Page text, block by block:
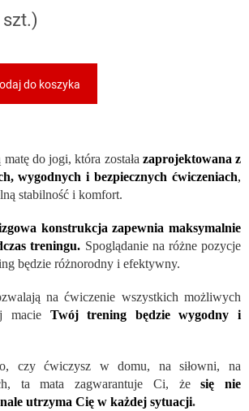
szt.)
do koszyka
do jogi, która została zaprojektowana z
wygodnych i bezpiecznych ćwiczeniach,
stabilność i komfort.
konstrukcja zapewnia maksymalnie
treningu. Spoglądanie na różne pozycje
będzie różnorodny i efektywny.
na ćwiczenie wszystkich możliwych
macieTwój trening będzie wygodny i
czy ćwiczysz w domu, na siłowni, na
ta mata zagwarantuje Ci, żesię nie
utrzyma Cię w każdej sytuacji.